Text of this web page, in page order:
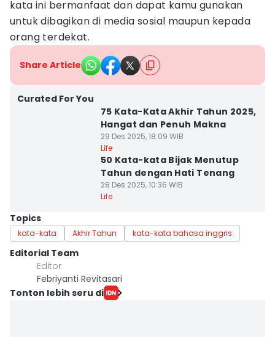
kata ini bermanfaat dan dapat kamu gunakan
untuk dibagikan di media sosial maupun kepada
orang terdekat.
Share Article
Curated For You
75 Kata-Kata Akhir Tahun 2025,
Hangat dan Penuh Makna
29 Des 2025, 18:09 WIB
Life
50 Kata-kata Bijak Menutup
Tahun dengan Hati Tenang
28 Des 2025, 10:36 WIB
Life
Topics
kata-kata Akhir Tahun kata-kata bahasa inggris
Editorial Team
Editor
Febriyanti Revitasari
Tonton lebih seru di